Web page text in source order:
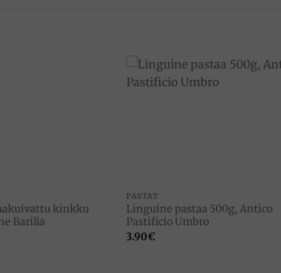
kinkku
Barilla
PASTAT
Linguine pastaa 500g, Antico
Pastificio Umbro
3.90€